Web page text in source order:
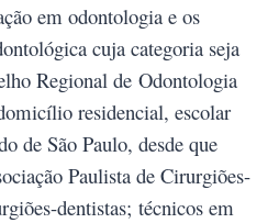
em odontologia e os
cuja categoria seja
Regional de Odontologia
residencial, escolar
de São Paulo, desde que
Paulista de Cirurgiões-
dentistas; técnicos em